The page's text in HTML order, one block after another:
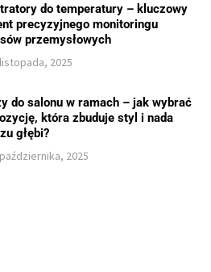
do temperatury – kluczowy
precyzyjnego monitoringu
przemysłowych
2025
do salonu w ramach – jak wybrać
która zbuduje styl i nada
głębi?
2025